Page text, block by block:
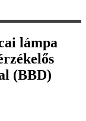
lámpa
(BBD)